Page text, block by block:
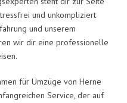
und unkompliziert
und unserem
wir dir eine professionelle
für Umzüge von Herne
Service, der auf